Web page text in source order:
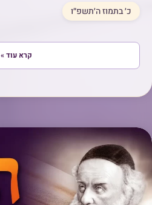
כ׳ בתמוז ה׳תשפ״ו
קרא עוד »